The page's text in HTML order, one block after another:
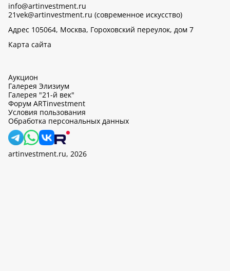
info@artinvestment.ru
21vek@artinvestment.ru (современное искусство)
Адрес 105064, Москва, Гороховский переулок, дом 7
Карта сайта
Аукцион
Галерея Элизиум
Галерея "21-й век"
Форум ARTinvestment
Условия пользования
Обработка персональных данных
artinvestment.ru, 2026